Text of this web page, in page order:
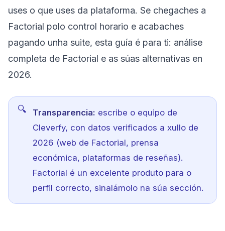
uses o que uses da plataforma. Se chegaches a
Factorial polo control horario e acabaches
pagando unha suite, esta guía é para ti: análise
completa de Factorial e as súas alternativas en
2026.
Transparencia: escribe o equipo de
Cleverfy, con datos verificados a xullo de
2026 (web de Factorial, prensa
económica, plataformas de reseñas).
Factorial é un excelente produto para o
perfil correcto, sinalámolo na súa sección.